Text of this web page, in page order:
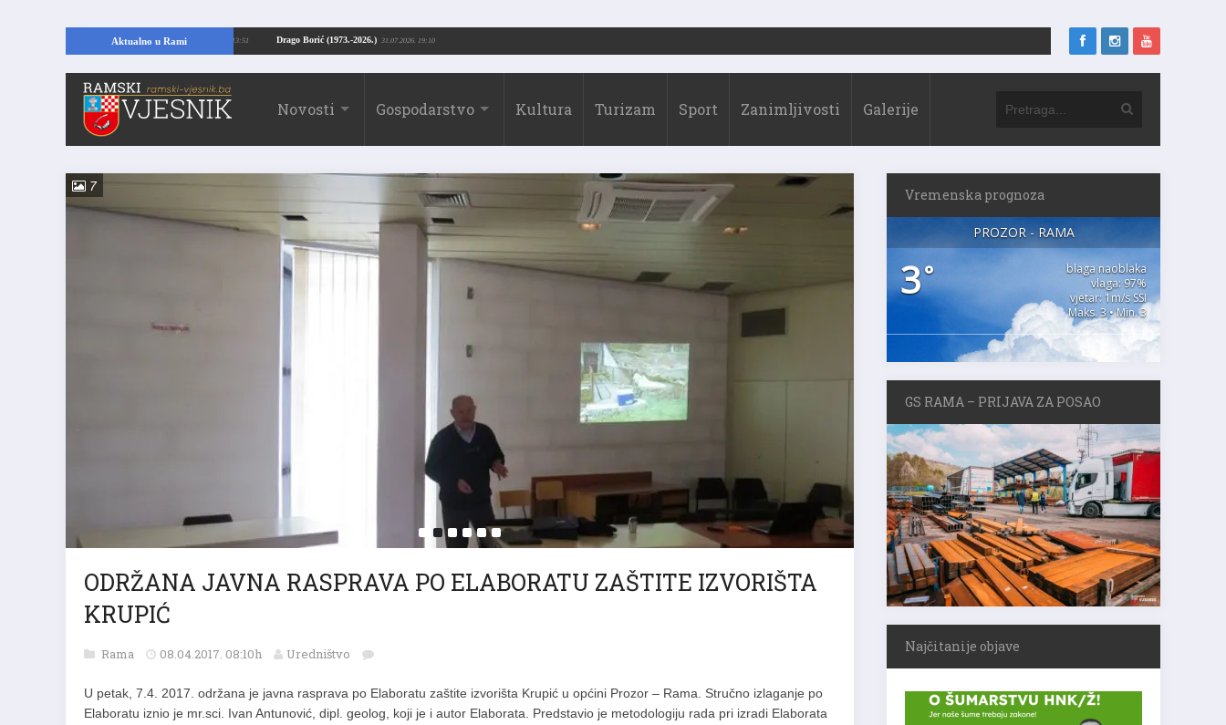
Aktualno u Rami Drago Borić (1973.-2026.) 31.07.2026. 19:10
temelje kuće, pronašao vrijedne arheološke ostatke 24.07.2026. 13:51
Novosti Gospodarstvo Kultura Turizam Sport Zanimljivosti Galerije
7
ODRŽANA JAVNA RASPRAVA PO ELABORATU ZAŠTITE IZVORIŠTA
KRUPIĆ
Rama 08.04.2017. 08:10h Uredništvo
U petak, 7.4. 2017. održana je javna rasprava po Elaboratu zaštite izvorišta Krupić u općini Prozor – Rama. Stručno izlaganje po
Elaboratu iznio je mr.sci. Ivan Antunović, dipl. geolog, koji je i autor Elaborata. Predstavio je metodologiju rada pri izradi Elaborata
Vremenska prognoza
PROZOR - RAMA
3°
blaga naoblaka
vlaga: 97%
vjetar: 1m/s SSI
Maks. 3 • Min. 3
GS RAMA – PRIJAVA ZA POSAO
Najčitanije objave